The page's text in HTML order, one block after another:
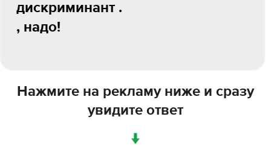
дискриминант .
, надо!
Нажмите на рекламу ниже и сразу
увидите ответ
↓